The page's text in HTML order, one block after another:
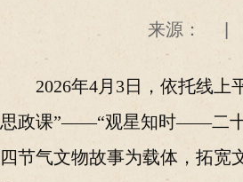
来源：
2026年4月3日，依托线上
思政课”——“观星知时——二十
四节气文物故事为载体，拓宽